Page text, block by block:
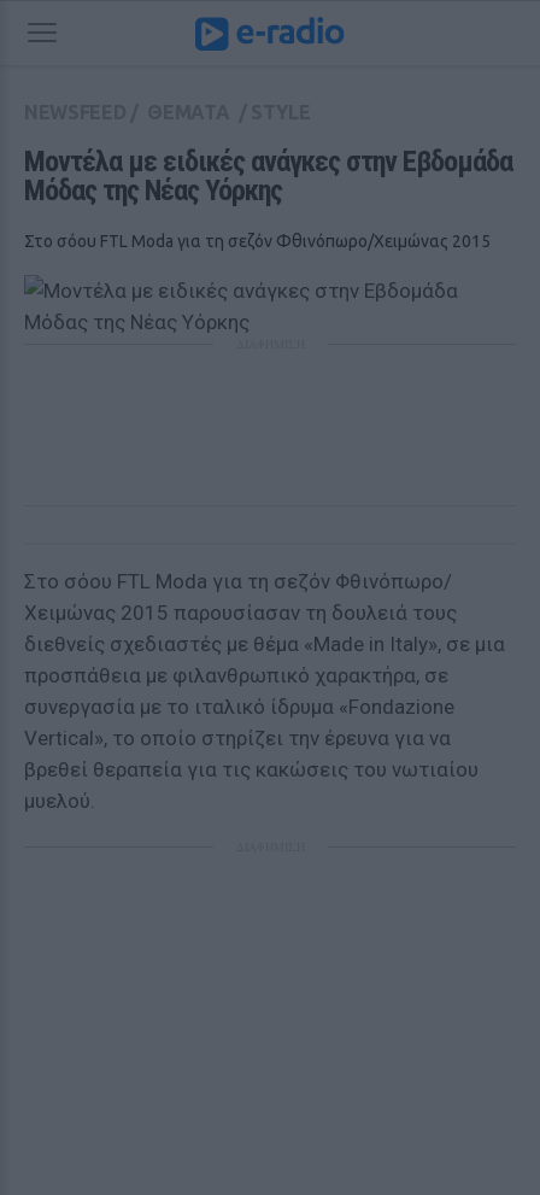
Mοντέλα με ειδικές ανάγκες στην Εβδομάδα
Μόδας της Νέας Υόρκης
Στο σόου FTL Moda για τη σεζόν Φθινόπωρο/Χειμώνας 2015
Στο σόου FTL Moda για τη σεζόν Φθινόπωρο/
Χειμώνας 2015 παρουσίασαν τη δουλειά τους
διεθνείς σχεδιαστές με θέμα «Made in Italy», σε μια
προσπάθεια με φιλανθρωπικό χαρακτήρα, σε
συνεργασία με το ιταλικό ίδρυμα «Fondazione
Vertical», το οποίο στηρίζει την έρευνα για να
βρεθεί θεραπεία για τις κακώσεις του νωτιαίου
μυελού.